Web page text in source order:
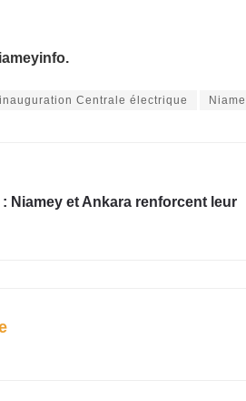
inauguration Centrale électrique
Niamey et Ankara renforcent leur